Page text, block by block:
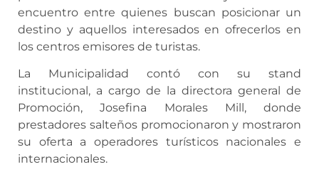
encuentro entre quienes buscan posicionar un
destino y aquellos interesados en ofrecerlos en
los centros emisores de turistas.
La Municipalidad contó con su stand
institucional, a cargo de la directora general de
Promoción, Josefina Morales Mill, donde
prestadores salteños promocionaron y mostraron
su oferta a operadores turísticos nacionales e
internacionales.